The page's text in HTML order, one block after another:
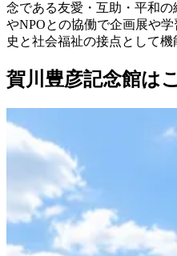
念である友愛・互助・平和
やNPOとの協働で企画展や
史と社会福祉の接点として機
賀川豊彦記念館は